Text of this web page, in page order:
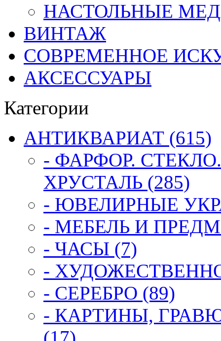
НАСТОЛЬНЫЕ
ВИНТАЖ
СОВРЕМЕННОЕ
АКСЕССУАРЫ
Категории
АНТИКВАРИАТ (615)
- ФАРФОР.
ХРУСТАЛЬ (285)
- ЮВЕЛИРНЫЕ
- МЕБЕЛЬ И
- ЧАСЫ (7)
-
- СЕРЕБРО (89)
- КАРТИНЫ,